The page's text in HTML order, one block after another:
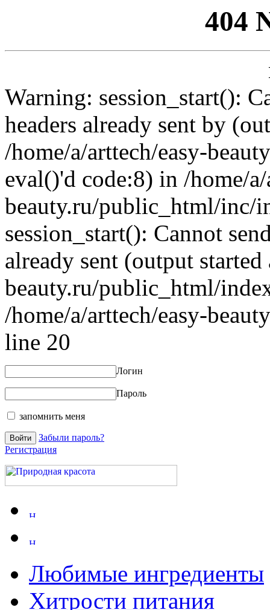
404
Warning: session_start():
headers already sent by
/home/a/arttech/easy-
eval()'d code:8) in /home/
beauty.ru/public_html/inc/
session_start(): Cannot
already sent (output
beauty.ru/public_html/
/home/a/arttech/easy-
line 20
Логин
Пароль
запомнить меня
Забыли пароль?
Регистрация
Любимые ингредиенты
Хитрости питания